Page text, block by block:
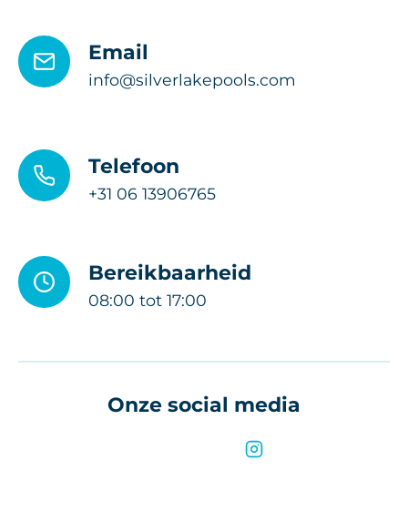
Email
info@silverlakepools.com
Telefoon
+31 06 13906765
Bereikbaarheid
08:00 tot 17:00
Onze social media